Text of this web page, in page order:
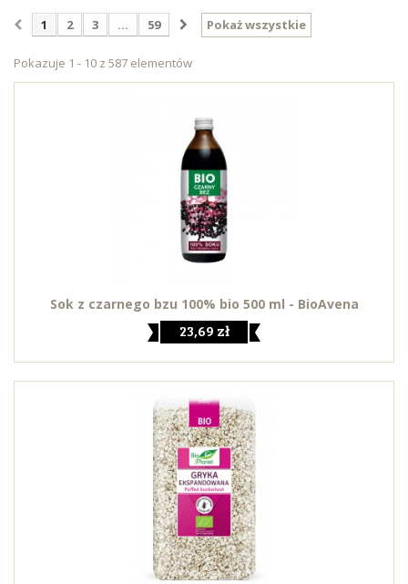
Pokaż wszystkie
1 2 3 ... 59
Pokazuje 1 - 10 z 587 elementów
Sok z czarnego bzu 100% bio 500 ml - BioAvena
23,69 zł